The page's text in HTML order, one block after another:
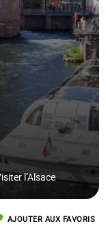
l’Alsace
AJOUTER AUX FAVORIS